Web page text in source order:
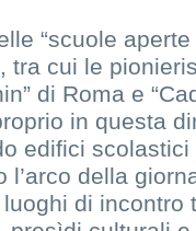
“scuole aperte
tra cui le
di Roma e
in questa
edifici scolastici
l’arco della
di incontro